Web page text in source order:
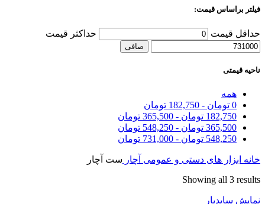
فیلتر براساس قیمت:
حداقل قیمت حداكثر قيمت
صافی
ناحیه قیمتی
همه
0 تومان -
182,750 تومان
182,750 تومان -
365,500 تومان
365,500 تومان -
548,250 تومان
548,250 تومان -
731,000 تومان
خانه ابزار های دستی و عمومی آچار ست آچار
Showing all 3 results
نمایش سایدبار